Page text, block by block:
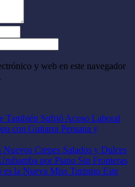
y web en este navegador
También Sufrió Acoso Laboral
con Guitarra Peruana y
Nuevos Crepes Salados y Dulces
por Piano Sin Fronteras
la Nueva Miss Turismo Este